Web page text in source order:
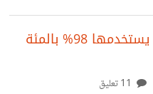
هيلتون الرياض والشقق الفندقية-حي غرناطة. حضر حفل
سيدات المجتمع المهتمات
والمستفيدات من خدمات
الملكي وآيات من الذكر الحكيم،
ابرز الحيل النفسية التي يستخدمها 98% بالمئة